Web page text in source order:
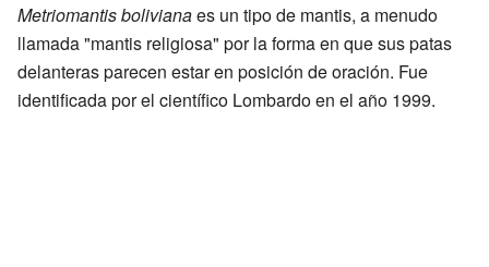
Metriomantis bolivianaes un tipo de mantis, a menudo
llamada "mantis religiosa" por la forma en que sus patas
delanteras parecen estar en posición de oración. Fue
identificada por el científico Lombardo en el año 1999.